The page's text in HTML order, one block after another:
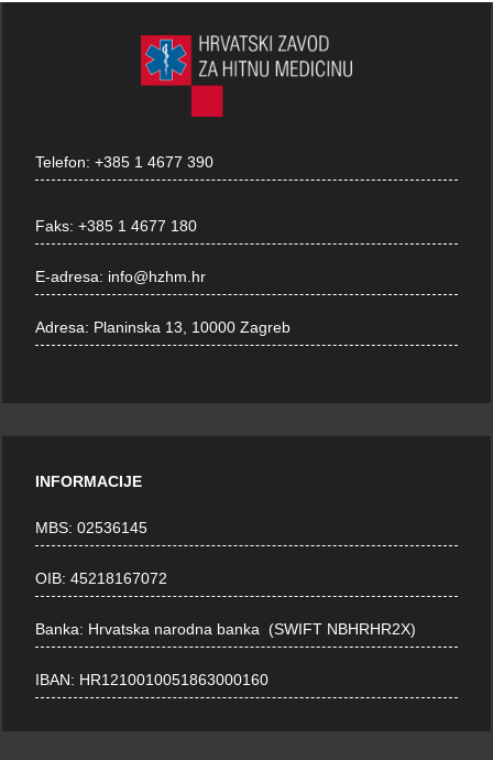
Telefon:+385 1 4677 390
Faks:+385 1 4677 180
E-adresa: info@hzhm.hr
Adresa: Planinska 13, 10000 Zagreb
INFORMACIJE
MBS: 02536145
OIB: 45218167072
Banka: Hrvatska narodna banka (SWIFT NBHRHR2X)
IBAN: HR1210010051863000160